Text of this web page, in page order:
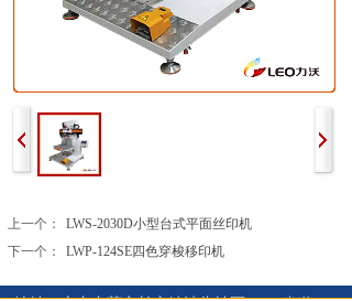
上一个：
LWS-2030D小型台式平面丝印机
下一个：
LWP-124SE四色穿梭移印机